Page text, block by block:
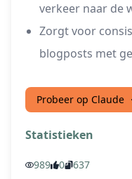
verkeer naar de
Zorgt voor
blogposts met
Probeer op Claude
Statistieken
989 0 637